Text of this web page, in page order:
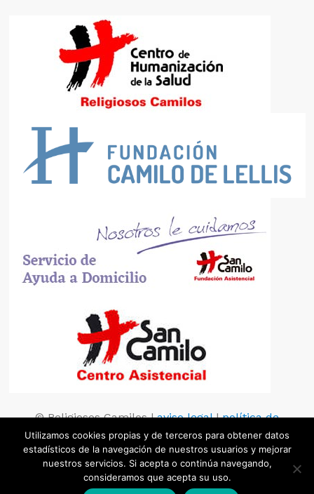
© Religiosos Camilos |aviso legal|política de
privacidad| política de cookies
Utilizamos cookies propias y de terceros para obtener datos
estadísticos de la navegación de nuestros usuarios y mejorar
nuestros servicios. Si acepta o continúa navegando,
consideramos que acepta su uso.